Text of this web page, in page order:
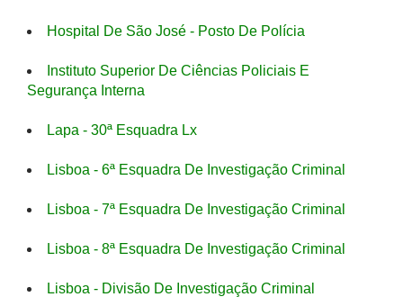
Hospital De São José - Posto De Polícia
Instituto Superior De Ciências Policiais E
Segurança Interna
Lapa - 30ª Esquadra Lx
Lisboa - 6ª Esquadra De Investigação Criminal
Lisboa - 7ª Esquadra De Investigação Criminal
Lisboa - 8ª Esquadra De Investigação Criminal
Lisboa - Divisão De Investigação Criminal